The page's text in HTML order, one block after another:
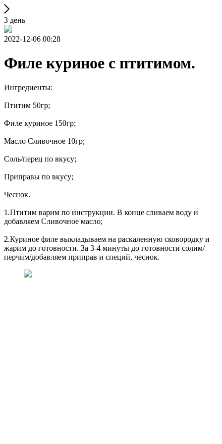
3 день
2022-12-06 00:28
Филе куриное с птитимом.
Ингредиенты:
Птитим 50гр;
Филе куриное 150гр;
Масло Сливочное 10гр;
Соль/перец по вкусу;
Приправы по вкусу;
Чеснок.
1.Птитим варим по инструкции. В конце сливаем воду и
добавляем Сливочное масло;
2.Куриное филе выкладываем на раскаленную сковородку и
жарим до готовности. За 3-4 минуты до готовности солим/
перчим/добавляем приправ и специй, чеснок.